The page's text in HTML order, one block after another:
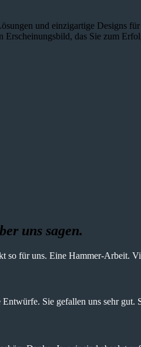
und einzig­artige Designs
Erscheinungsbild, das Sie zum
uns sagen.
so für uns. Eine Hammer-Arbeit.
Sie gefallen uns sehr gut.